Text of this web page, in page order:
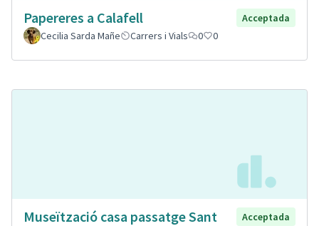
Papereres a Calafell
Acceptada
Cecilia Sarda Mañe
Carrers i Vials 0 0
Museïtzació casa passatge Sant
Acceptada